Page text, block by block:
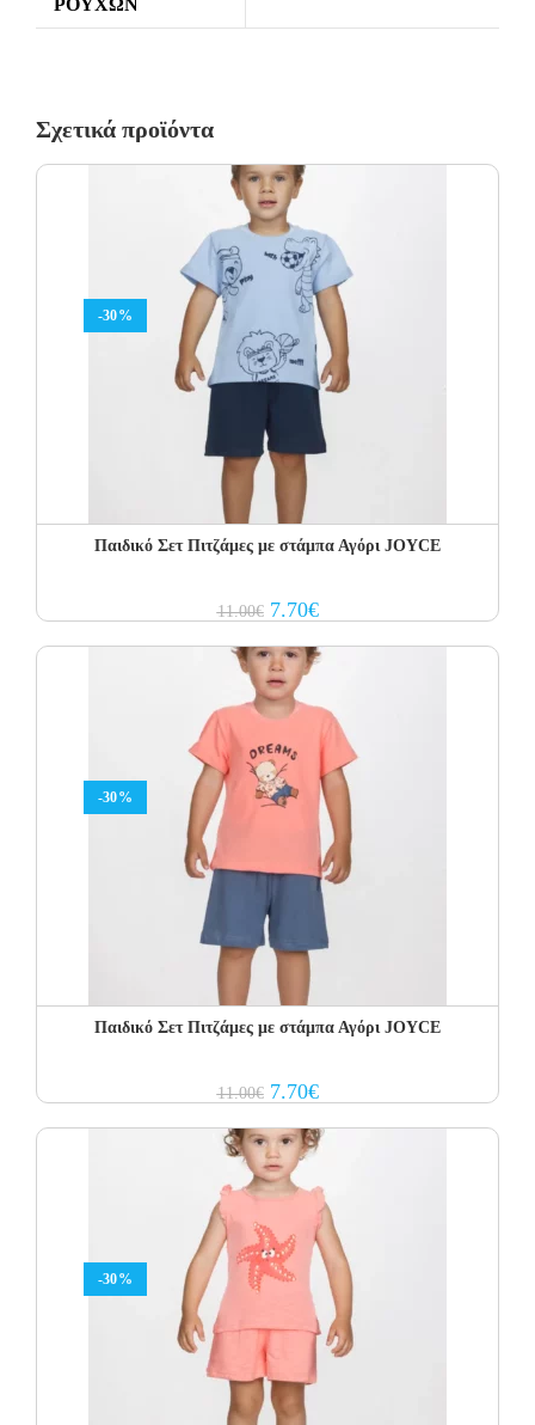
ΡΟΎΧΩΝ
Σχετικά προϊόντα
-30%
Παιδικό Σετ Πιτζάμες με στάμπα Αγόρι JOYCE
11.00€ Original
price
11.00€.
7.70€Current
price
7.70€.
-30%
Παιδικό Σετ Πιτζάμες με στάμπα Αγόρι JOYCE
11.00€ Original
price
11.00€.
7.70€Current
price
7.70€.
-30%